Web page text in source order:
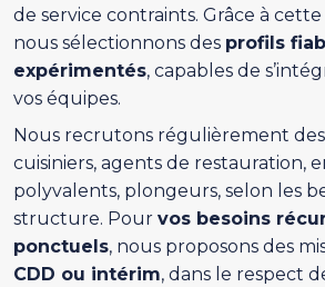
de service contraints. Grâce à
nous sélectionnons des profils
expérimentés, capables de
vos équipes.
Nous recrutons régulièrement
cuisiniers, agents de restauration,
polyvalents, plongeurs, selon les
structure. Pour vos besoins
ponctuels, nous proposons des
CDD ou intérim, dans le respect